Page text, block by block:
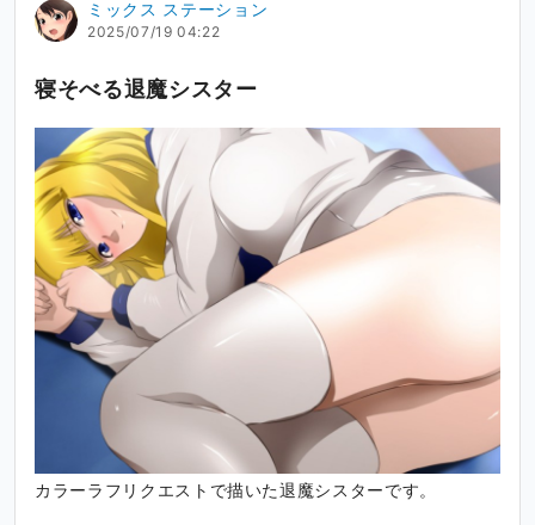
ミックス ステーション
2025/07/19 04:22
寝そべる退魔シスター
カラーラフリクエストで描いた退魔シスターです。